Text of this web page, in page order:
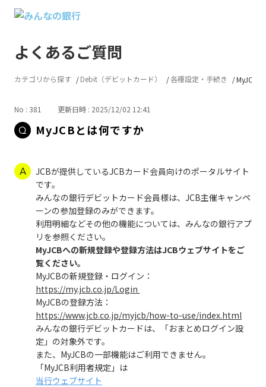
よくあるご質問
カテゴリから探す Debit（デビットカード） 各種設定・手続き MyJCB
No : 381 更新日時 : 2025/12/02 12:41
MyJCBとは何ですか
JCBが提供しているJCBカード会員向けのポータルサイト
です。
みんなの銀行デビットカード会員様は、JCB主催キャンペ
ーンの参加登録のみができます。
利用明細などその他の機能については、みんなの銀行アプ
リを参照ください。
MyJCBへの新規登録や登録方法はJCBウェブサイトをご
覧ください。
MyJCBの新規登録・ログイン：
https://my.jcb.co.jp/Login
MyJCBの登録方法：
https://www.jcb.co.jp/myjcb/how-to-use/index.html
みんなの銀行デビットカードは、「おまとめログイン設
定」の対象外です。
また、MyJCBの一部機能はご利用できません。
「MyJCB利用者規定」は
当行ウェブサイト